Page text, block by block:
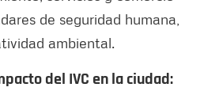
de seguridad humana,
ambiental.
del IVC en la ciudad: